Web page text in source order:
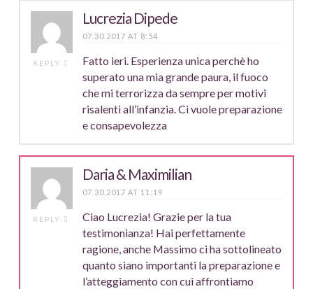
REPLY
Lucrezia Dipede
07.30.2017 AT 8:54
Fatto ieri. Esperienza unica perchè ho
superato una mia grande paura, il fuoco
che mi terrorizza da sempre per motivi
risalenti all’infanzia. Ci vuole preparazione
e consapevolezza
REPLY
Daria & Maximilian
07.30.2017 AT 11:19
Ciao Lucrezia! Grazie per la tua
testimonianza! Hai perfettamente
ragione, anche Massimo ci ha sottolineato
quanto siano importanti la preparazione e
l’atteggiamento con cui affrontiamo